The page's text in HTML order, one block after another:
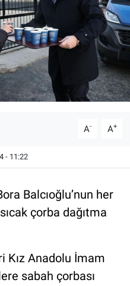
A- A+
- 11:22
Balcıoğlu’nun her
çorba dağıtma
Kız Anadolu İmam
sabah çorbası